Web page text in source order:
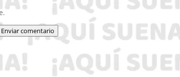
Enviar comentario